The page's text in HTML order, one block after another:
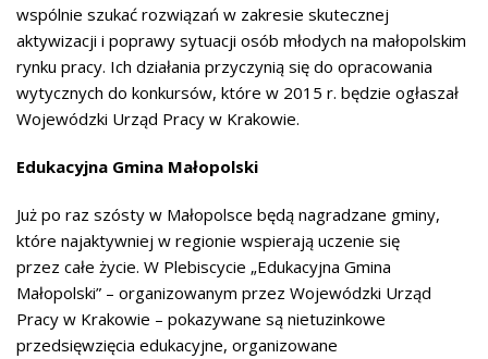
wspólnie szukać rozwiązań w zakresie skutecznej
aktywizacji i poprawy sytuacji osób młodych na małopolskim
rynku pracy. Ich działania przyczynią się do opracowania
wytycznych do konkursów, które w 2015 r. będzie ogłaszał
Wojewódzki Urząd Pracy w Krakowie.
Edukacyjna Gmina Małopolski
Już po raz szósty w Małopolsce będą nagradzane gminy,
które najaktywniej w regionie wspierają uczenie się
przez całe życie. W Plebiscycie „Edukacyjna Gmina
Małopolski” – organizowanym przez Wojewódzki Urząd
Pracy w Krakowie – pokazywane są nietuzinkowe
przedsięwzięcia edukacyjne, organizowane